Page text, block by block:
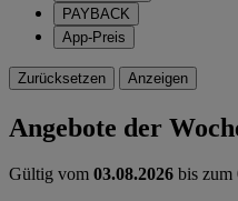
PAYBACK
App-Preis
Zurücksetzen Anzeigen
Angebote der
Gültig vom 03.08.2026 bis zum